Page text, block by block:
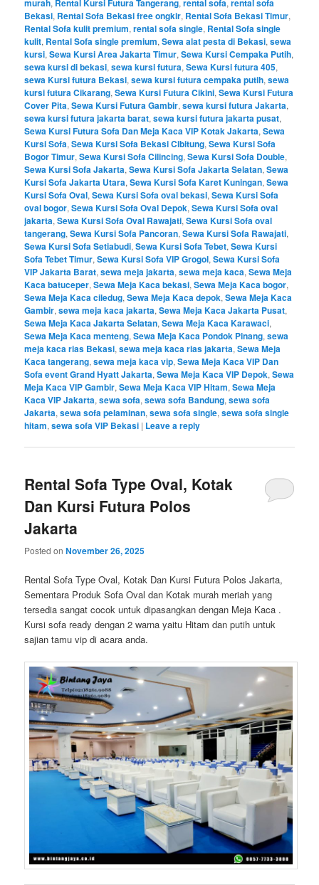
murah, Rental Kursi Futura Tangerang,rental sofa,rental sofa
Bekasi, Rental Sofa Bekasi free ongkir, Rental Sofa Bekasi Timur,
Rental Sofa kulit premium,rental sofa single, Rental Sofa single
kulit, Rental Sofa single premium,Sewa alat pesta di Bekasi,sewa
kursi,Sewa Kursi Area Jakarta Timur,Sewa Kursi Cempaka Putih,
sewa kursi di bekasi,sewa kursi futura,Sewa Kursi futura 405,
sewa Kursi futura Bekasi,sewa kursi futura cempaka putih,sewa
kursi futura Cikarang,Sewa Kursi Futura Cikini,Sewa Kursi Futura
Cover Pita,Sewa Kursi Futura Gambir,sewa kursi futura Jakarta,
sewa kursi futura jakarta barat,sewa kursi futura jakarta pusat,
Sewa Kursi Futura Sofa Dan Meja Kaca VIP Kotak Jakarta,Sewa
Kursi Sofa,Sewa Kursi Sofa Bekasi Cibitung,Sewa Kursi Sofa
Bogor Timur,Sewa Kursi Sofa Cilincing,Sewa Kursi Sofa Double,
Sewa Kursi Sofa Jakarta,Sewa Kursi Sofa Jakarta Selatan,Sewa
Kursi Sofa Jakarta Utara,Sewa Kursi Sofa Karet Kuningan,Sewa
Kursi Sofa Oval,Sewa Kursi Sofa oval bekasi,Sewa Kursi Sofa
oval bogor,Sewa Kursi Sofa Oval Depok,Sewa Kursi Sofa oval
jakarta,Sewa Kursi Sofa Oval Rawajati,Sewa Kursi Sofa oval
tangerang,Sewa Kursi Sofa Pancoran,Sewa Kursi Sofa Rawajati,
Sewa Kursi Sofa Setiabudi,Sewa Kursi Sofa Tebet,Sewa Kursi
Sofa Tebet Timur,Sewa Kursi Sofa VIP Grogol,Sewa Kursi Sofa
VIP Jakarta Barat,sewa meja jakarta,sewa meja kaca,Sewa Meja
Kaca batuceper,Sewa Meja Kaca bekasi,Sewa Meja Kaca bogor,
Sewa Meja Kaca ciledug,Sewa Meja Kaca depok,Sewa Meja Kaca
Gambir,sewa meja kaca jakarta,Sewa Meja Kaca Jakarta Pusat,
Sewa Meja Kaca Jakarta Selatan,Sewa Meja Kaca Karawaci,
Sewa Meja Kaca menteng,Sewa Meja Kaca Pondok Pinang,sewa
meja kaca rias Bekasi,sewa meja kaca rias jakarta,Sewa Meja
Kaca tangerang,sewa meja kaca vip,Sewa Meja Kaca VIP Dan
Sofa event Grand Hyatt Jakarta,Sewa Meja Kaca VIP Depok,Sewa
Meja Kaca VIP Gambir,Sewa Meja Kaca VIP Hitam,Sewa Meja
Kaca VIP Jakarta,sewa sofa,sewa sofa Bandung,sewa sofa
Jakarta,sewa sofa pelaminan,sewa sofa single,sewa sofa single
hitam,sewa sofa VIP Bekasi | Leave a reply
Rental Sofa Type Oval, Kotak
Dan Kursi Futura Polos
Jakarta
Posted onNovember 26, 2025
Rental Sofa Type Oval, Kotak Dan Kursi Futura Polos Jakarta,
Sementara Produk Sofa Oval dan Kotak murah meriah yang
tersedia sangat cocok untuk dipasangkan dengan Meja Kaca .
Kursi sofa ready dengan 2 warna yaitu Hitam dan putih untuk
sajian tamu vip di acara anda.